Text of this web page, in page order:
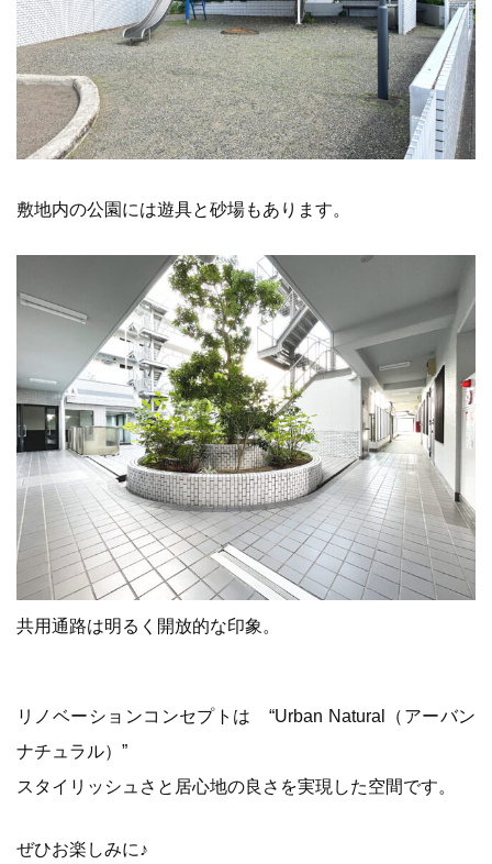
敷地内の公園には遊具と砂場もあります。
共用通路は明るく開放的な印象。
リノベーションコンセプトは “Urban Natural（アーバン
ナチュラル）”
スタイリッシュさと居心地の良さを実現した空間です。
ぜひお楽しみに♪